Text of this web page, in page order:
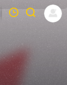
明星 周表